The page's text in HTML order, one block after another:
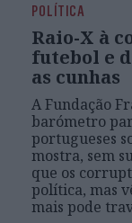
POLÍTICA
Raio-X à
futebol e
as cunhas
A Fundação
barómetro
portugueses
mostra, sem
que os
política, mas
mais pode